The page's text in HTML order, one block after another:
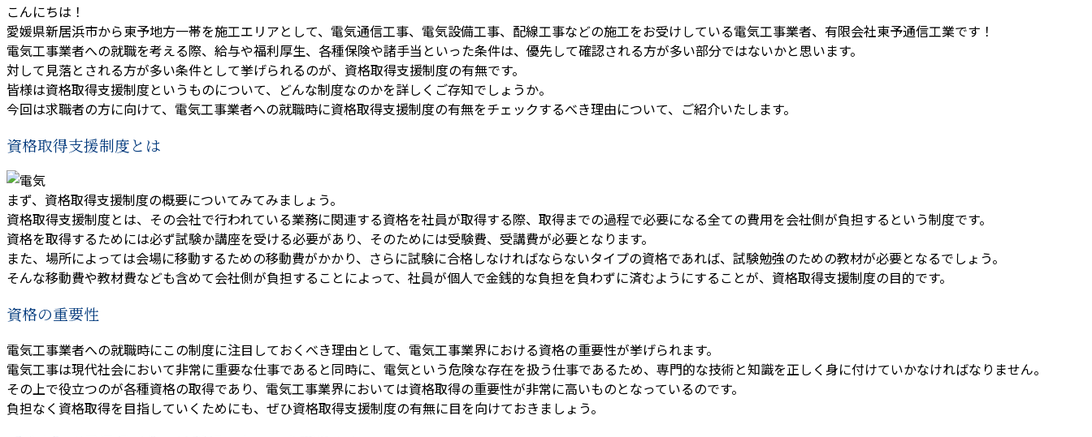
こんにちは！
愛媛県新居浜市から東予地方一帯を施工エリアとして、電気通信工事、電気設備工事、配線工事などの施工をお受けしている電気工事業者、有限会社東予通信工業です！
電気工事業者への就職を考える際、給与や福利厚生、各種保険や諸手当といった条件は、優先して確認される方が多い部分ではないかと思います。
対して見落とされる方が多い条件として挙げられるのが、資格取得支援制度の有無です。
皆様は資格取得支援制度というものについて、どんな制度なのかを詳しくご存知でしょうか。
今回は求職者の方に向けて、電気工事業者への就職時に資格取得支援制度の有無をチェックするべき理由について、ご紹介いたします。
資格取得支援制度とは
まず、資格取得支援制度の概要についてみてみましょう。
資格取得支援制度とは、その会社で行われている業務に関連する資格を社員が取得する際、取得までの過程で必要になる全ての費用を会社側が負担するという制度です。
資格を取得するためには必ず試験か講座を受ける必要があり、そのためには受験費、受講費が必要となります。
また、場所によっては会場に移動するための移動費がかかり、さらに試験に合格しなければならないタイプの資格であれば、試験勉強のための教材が必要となるでしょう。
そんな移動費や教材費なども含めて会社側が負担することによって、社員が個人で金銭的な負担を負わずに済むようにすることが、資格取得支援制度の目的です。
資格の重要性
電気工事業者への就職時にこの制度に注目しておくべき理由として、電気工事業界における資格の重要性が挙げられます。
電気工事は現代社会において非常に重要な仕事であると同時に、電気という危険な存在を扱う仕事であるため、専門的な技術と知識を正しく身に付けていかなければなりません。
その上で役立つのが各種資格の取得であり、電気工事業界においては資格取得の重要性が非常に高いものとなっているのです。
負担なく資格取得を目指していくためにも、ぜひ資格取得支援制度の有無に目を向けておきましょう。